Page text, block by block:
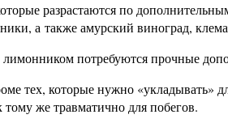
разрастаются по
а также амурский виноград,
потребуются прочные
тех, которые нужно «укладывать»
тому же травматично для побегов.